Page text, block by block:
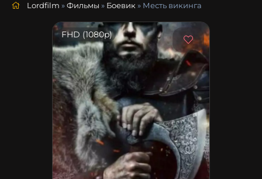
Lordfilm »Фильмы » Боевик » Месть викинга
FHD (1080p)